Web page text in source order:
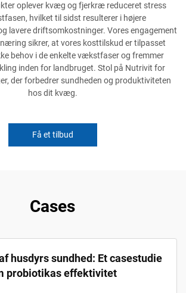
oplever kvæg og fjerkræ reduceret stress
hvilket til sidst resulterer i højere
lavere driftsomkostninger. Vores engagement
sikrer, at vores kosttilskud er tilpasset
behov i de enkelte vækstfaser og fremmer
inden for landbruget. Stol på Nutrivit for
der forbedrer sundheden og produktiviteten
hos dit kvæg.
Få et tilbud
Cases
husdyrs sundhed: Et casestudie
probiotikas effektivitet